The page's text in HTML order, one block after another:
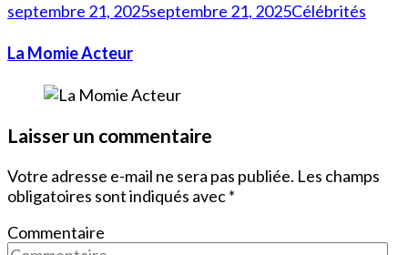
septembre 21, 2025septembre 21, 2025Célébrités
La Momie Acteur
Laisser un commentaire
Votre adresse e-mail ne sera pas publiée. Les champs
obligatoires sont indiqués avec*
Commentaire